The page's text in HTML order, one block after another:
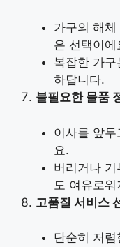
가구의 해
은 선택이에
복잡한 가
하답니다.
불필요한 물품
이사를 앞
요.
버리거나
도 여유로워
고품질 서비스
단순히 저